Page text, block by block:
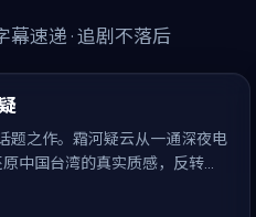
幕速递 · 追剧不落后
题之作。霜河疑云从一通深夜电
中国台湾的真实质感，反转密